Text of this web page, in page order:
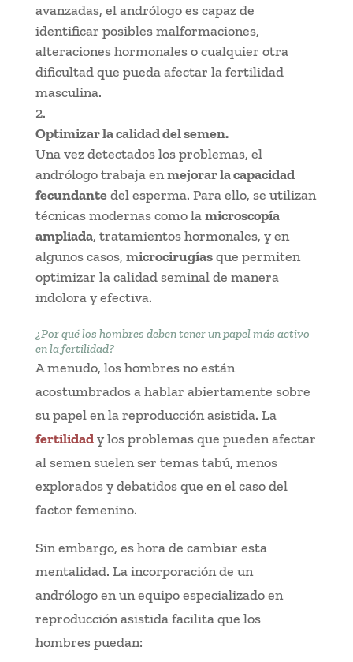
avanzadas, el andrólogo es capaz de
identificar posibles malformaciones,
alteraciones hormonales o cualquier otra
dificultad que pueda afectar la fertilidad
masculina.
Optimizar la calidad del semen.
Una vez detectados los problemas, el
andrólogo trabaja enmejorar la capacidad
fecundantedel esperma. Para ello, se utilizan
técnicas modernas como lamicroscopía
ampliada, tratamientos hormonales, y en
algunos casos, microcirugíasque permiten
optimizar la calidad seminal de manera
indolora y efectiva.
¿Por qué los hombres deben tener un papel más activo
en la fertilidad?
A menudo, los hombres no están
acostumbrados a hablar abiertamente sobre
su papel en la reproducción asistida. La
fertilidady los problemas que pueden afectar
al semen suelen ser temas tabú, menos
explorados y debatidos que en el caso del
factor femenino.
Sin embargo, es hora de cambiar esta
mentalidad. La incorporación de un
andrólogo en un equipo especializado en
reproducción asistida facilita que los
hombres puedan: